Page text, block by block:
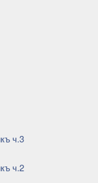
ч.3
ч.2